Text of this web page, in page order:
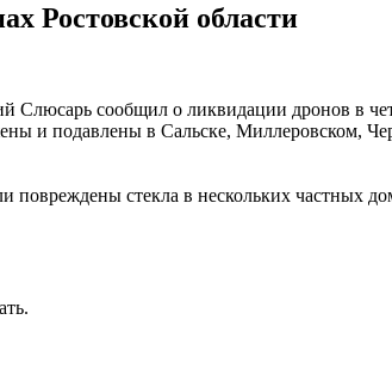
Ростовской области
Слюсарь сообщил о ликвидации дронов в
и подавлены в Сальске, Миллеровском,
стекла в нескольких частных